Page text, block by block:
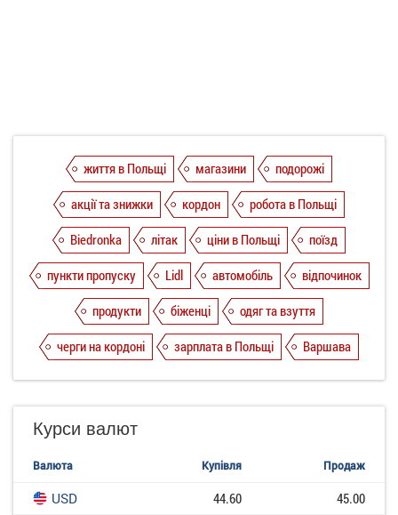
життя в Польщі магазини
подорожі
акції та знижки
кордон
робота в Польщі
Biedronka
літак ціни в Польщі
поїзд
пункти пропуску
Lidl автомобіль
відпочинок
продукти
біженці
одяг та взуття
черги на кордоні
зарплата в Польщі Варшава
Курси валют
Валюта Купівля Продаж
USD 44.60
45.00